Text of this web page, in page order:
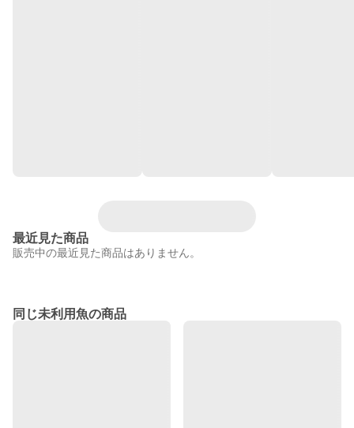
最近見た商品
販売中の最近見た商品はありません。
同じ未利用魚の商品